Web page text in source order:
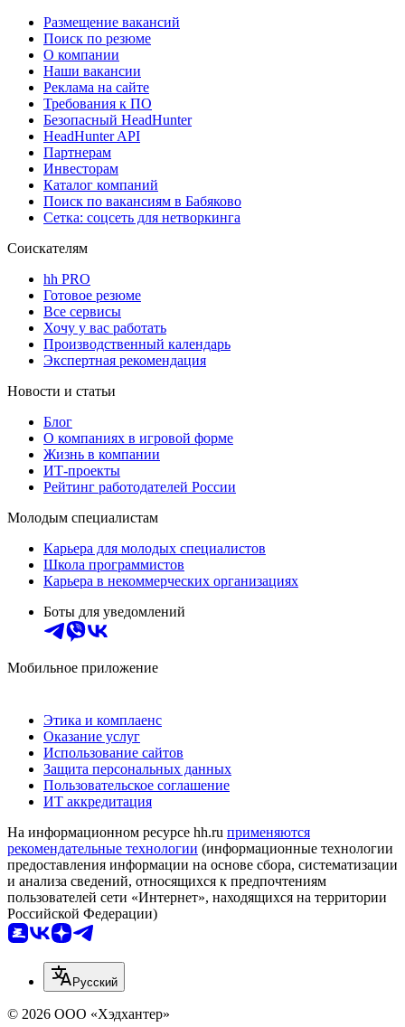
Размещение вакансий
Поиск по резюме
О компании
Наши вакансии
Реклама на сайте
Требования к ПО
Безопасный HeadHunter
HeadHunter API
Партнерам
Инвесторам
Каталог компаний
Поиск по вакансиям в Бабяково
Сетка: соцсеть для нетворкинга
Соискателям
hh PRO
Готовое резюме
Все сервисы
Хочу у вас работать
Производственный календарь
Экспертная рекомендация
Новости и статьи
Блог
О компаниях в игровой форме
Жизнь в компании
ИТ-проекты
Рейтинг работодателей России
Молодым специалистам
Карьера для молодых специалистов
Школа программистов
Карьера в некоммерческих организациях
Боты для уведомлений
Мобильное приложение
Этика и комплаенс
Оказание услуг
Использование сайтов
Защита персональных данных
Пользовательское соглашение
ИТ аккредитация
На информационном ресурсе hh.ru применяются
рекомендательные технологии (информационные технологии
предоставления информации на основе сбора, систематизации
и анализа сведений, относящихся к предпочтениям
пользователей сети «Интернет», находящихся на территории
Российской Федерации)
Русский
© 2026 ООО «Хэдхантер»